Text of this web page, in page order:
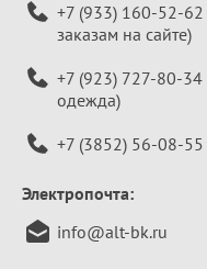
+7 (933) 160-52-62
заказам на сайте)
+7 (923) 727-80-34
одежда)
+7 (3852) 56-08-55
Электропочта:
info@alt-bk.ru